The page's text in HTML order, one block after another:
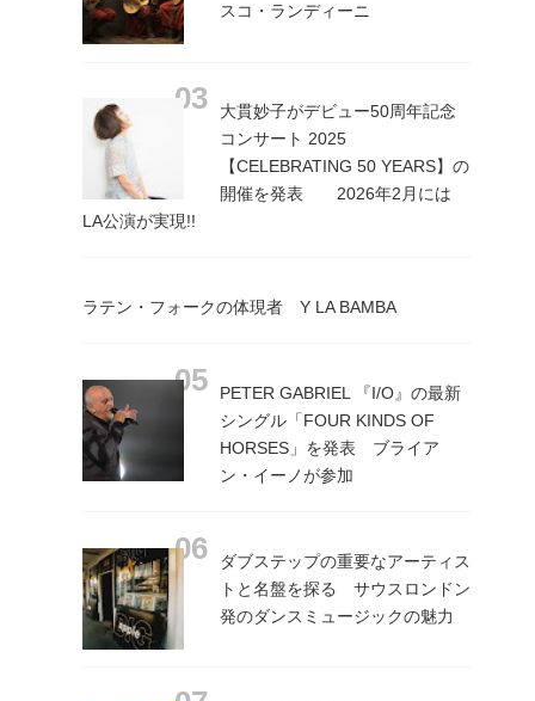
スコ・ランディーニ
大貫妙子がデビュー50周年記念
コンサート 2025
【CELEBRATING 50 YEARS】の
開催を発表 2026年2月には
LA公演が実現!!
ラテン・フォークの体現者 Y LA BAMBA
PETER GABRIEL 『I/O』の最新
シングル「FOUR KINDS OF
HORSES」を発表 ブライア
ン・イーノが参加
ダブステップの重要なアーティス
トと名盤を探る サウスロンドン
発のダンスミュージックの魅力